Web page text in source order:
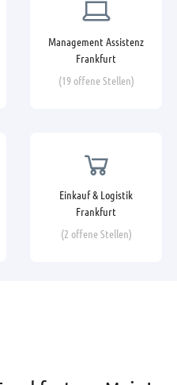
Management Assistenz
Frankfurt
(19 offene Stellen)
Einkauf & Logistik
Frankfurt
(2 offene Stellen)